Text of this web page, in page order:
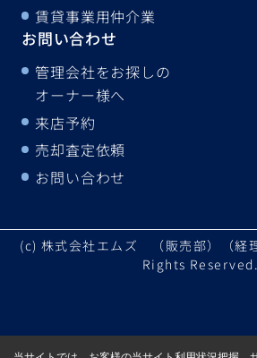
賃貸事業用仲介業
お問い合わせ
管理会社をお探しの
オーナー様へ
来店予約
売却査定依頼
お問い合わせ
(c) 株式会社エムズ （販売部）（経
Rights Reserved.